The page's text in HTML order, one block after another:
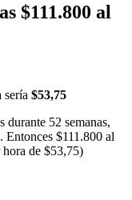
$111.800 al
sería $53,75
durante 52 semanas,
Entonces $111.800 al
de $53,75)